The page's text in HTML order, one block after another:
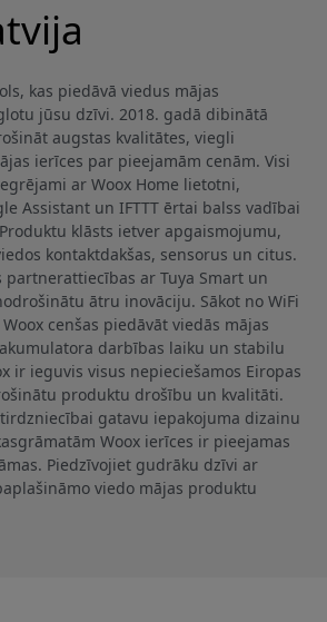
kas piedāvā viedus mājas
jūsu dzīvi. 2018. gadā dibinātā
augstas kvalitātes, viegli
ierīces par pieejamām cenām. Visi
ar Woox Home lietotni,
Assistant un IFTTT ērtai balss vadībai
klāsts ietver apgaismojumu,
kontaktdakšas, sensorus un citus.
partnerattiecības ar Tuya Smart un
ātru inovāciju. Sākot no WiFi
cenšas piedāvāt viedās mājas
darbības laiku un stabilu
ir ieguvis visus nepieciešamos Eiropas
produktu drošību un kvalitāti.
gatavu iepakojuma dizainu
Woox ierīces ir pieejamas
Piedzīvojiet gudrāku dzīvi ar
viedo mājas produktu